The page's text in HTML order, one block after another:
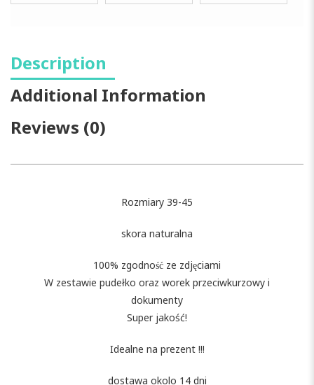
Description
Additional Information
Reviews (0)
Rozmiary 39-45
skora naturalna
100% zgodność ze zdjęciami
W zestawie pudełko oraz worek przeciwkurzowy i
dokumenty
Super jakość!
Idealne na prezent !!!
dostawa okolo 14 dni